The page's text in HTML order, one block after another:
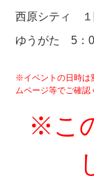
西原シティ １
ゆうがた 5：
※イベントの日時は
ムページ等でご確認
※こ